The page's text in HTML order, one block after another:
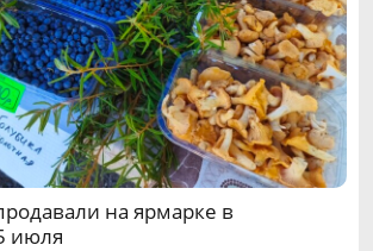
на ярмарке в
июля